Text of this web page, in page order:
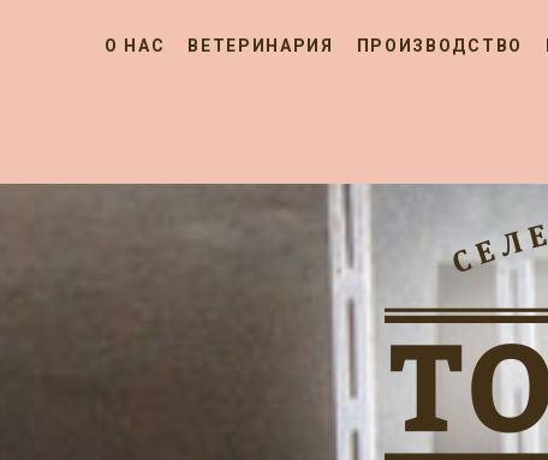
О НАС ВЕТЕРИНАРИЯ ПРОИЗВОДСТВО